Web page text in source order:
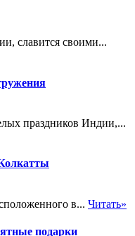
славится своими...
праздников Индии,...
в... Читать»
подарки